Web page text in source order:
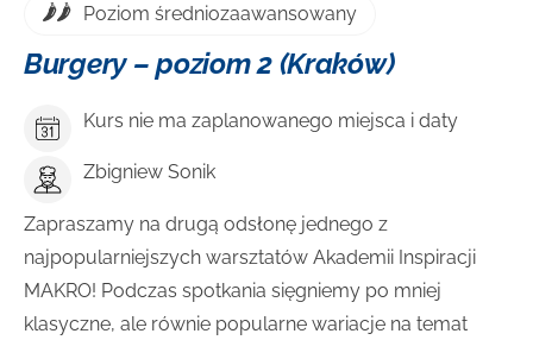
Poziom średniozaawansowany
Burgery – poziom 2 (Kraków)
Kurs nie ma zaplanowanego miejsca i daty
Zbigniew Sonik
Zapraszamy na drugą odsłonę jednego z
najpopularniejszych warsztatów Akademii Inspiracji
MAKRO! Podczas spotkania sięgniemy po mniej
klasyczne, ale równie popularne wariacje na temat